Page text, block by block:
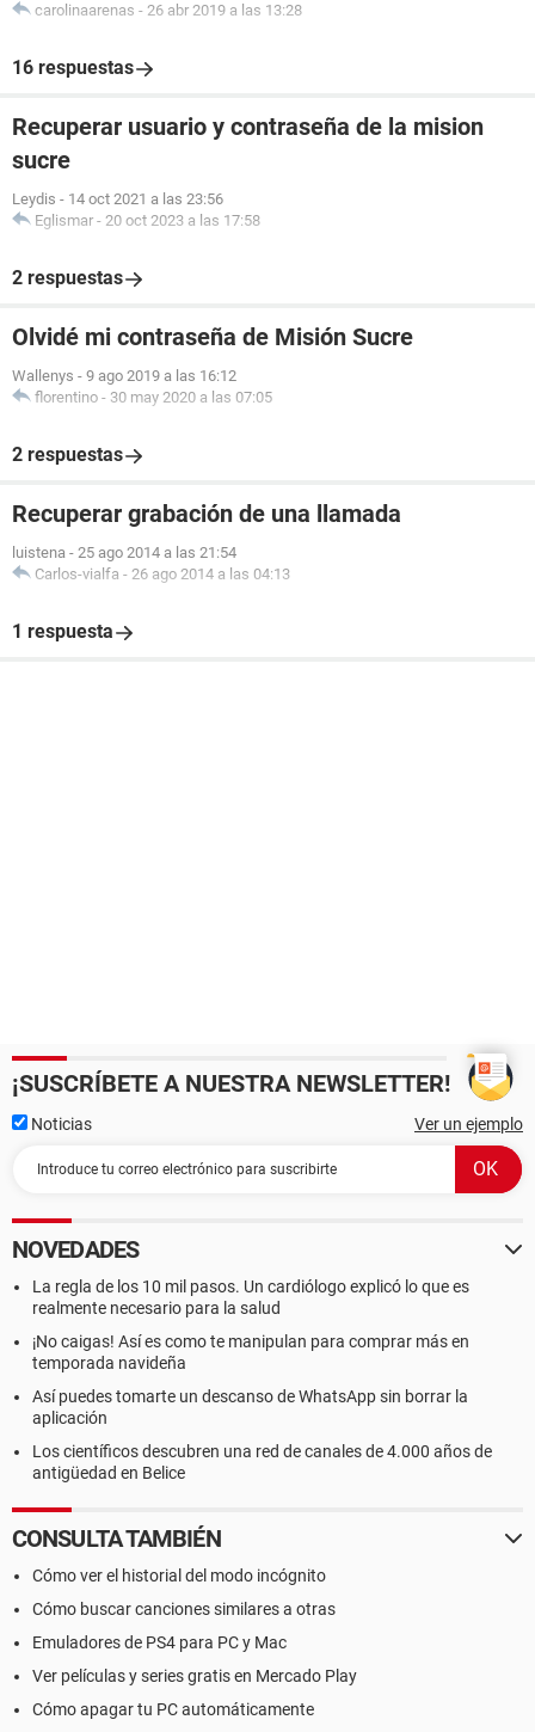
carolinaarenas - 26 abr 2019 a las 13:28
16 respuestas
Recuperar usuario y contraseña de la mision
sucre
Leydis - 14 oct 2021 a las 23:56
Eglismar - 20 oct 2023 a las 17:58
2 respuestas
Olvidé mi contraseña de Misión Sucre
Wallenys - 9 ago 2019 a las 16:12
florentino - 30 may 2020 a las 07:05
2 respuestas
Recuperar grabación de una llamada
luistena - 25 ago 2014 a las 21:54
Carlos-vialfa - 26 ago 2014 a las 04:13
1 respuesta
¡SUSCRÍBETE A NUESTRA NEWSLETTER!
Noticias Ver un ejemplo
NOVEDADES
La regla de los 10 mil pasos. Un cardiólogo explicó lo que es
realmente necesario para la salud
¡No caigas! Así es como te manipulan para comprar más en
temporada navideña
Así puedes tomarte un descanso de WhatsApp sin borrar la
aplicación
Los científicos descubren una red de canales de 4.000 años de
antigüedad en Belice
CONSULTA TAMBIÉN
Cómo ver el historial del modo incógnito
Cómo buscar canciones similares a otras
Emuladores de PS4 para PC y Mac
Ver películas y series gratis en Mercado Play
Cómo apagar tu PC automáticamente